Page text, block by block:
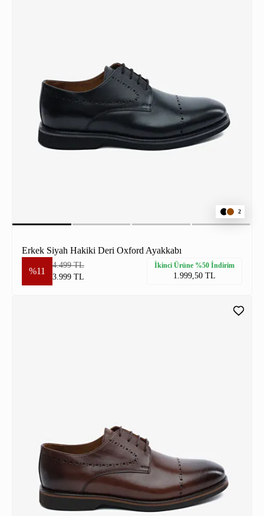
2
Erkek Siyah Hakiki Deri Oxford Ayakkabı
%11
4.499 TL
3.999 TL
İkinci Ürüne %50 İndirim
1.999,50 TL